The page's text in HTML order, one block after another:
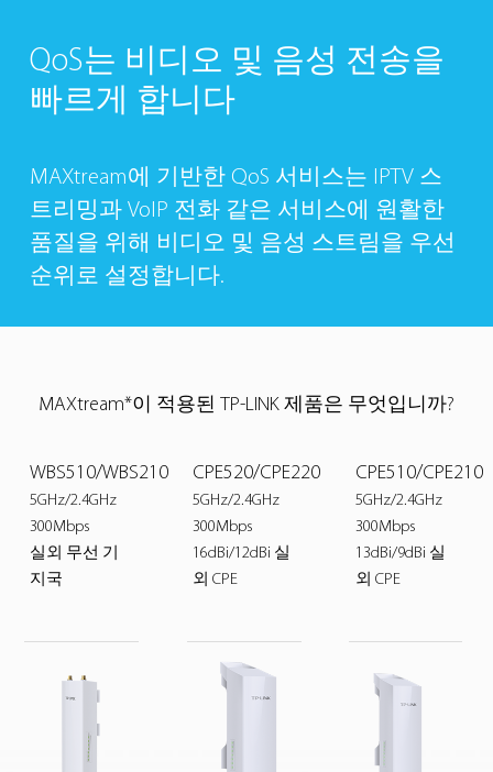
QoS는 비디오 및 음성 전송을
빠르게 합니다
MAXtream에 기반한 QoS 서비스는 IPTV 스
트리밍과 VoIP 전화 같은 서비스에 원활한
품질을 위해 비디오 및 음성 스트림을 우선
순위로 설정합니다.
MAXtream*이 적용된 TP-LINK 제품은 무엇입니까?
WBS510/WBS210
5GHz/2.4GHz
300Mbps
실외 무선 기
지국
CPE520/CPE220
5GHz/2.4GHz
300Mbps
16dBi/12dBi 실
외 CPE
CPE510/CPE210
5GHz/2.4GHz
300Mbps
13dBi/9dBi 실
외 CPE